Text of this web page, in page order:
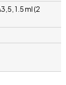
1.5 ml (2